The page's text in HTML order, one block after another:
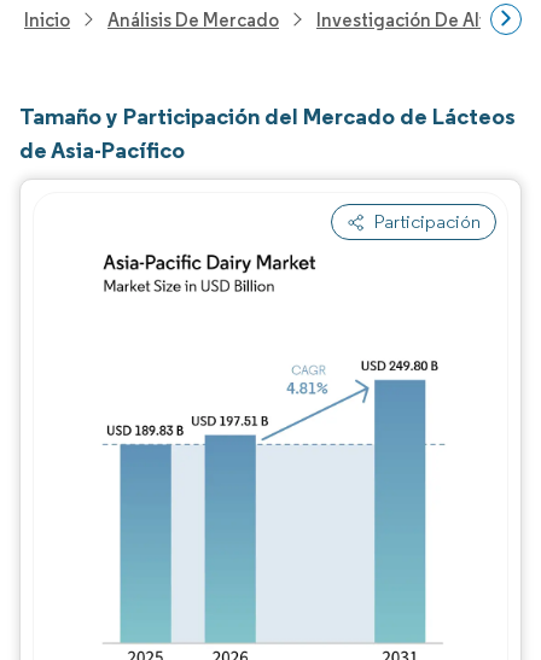
Inicio Análisis De Mercado Investigación De
Tamaño y Participación del Mercado de Lácteos
de Asia-Pacífico
Participación